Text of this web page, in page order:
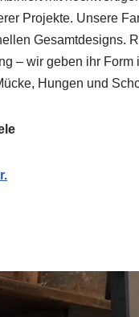
Projekte. Unsere
Gesamtdesigns.
– wir geben ihr Form
Hungen und